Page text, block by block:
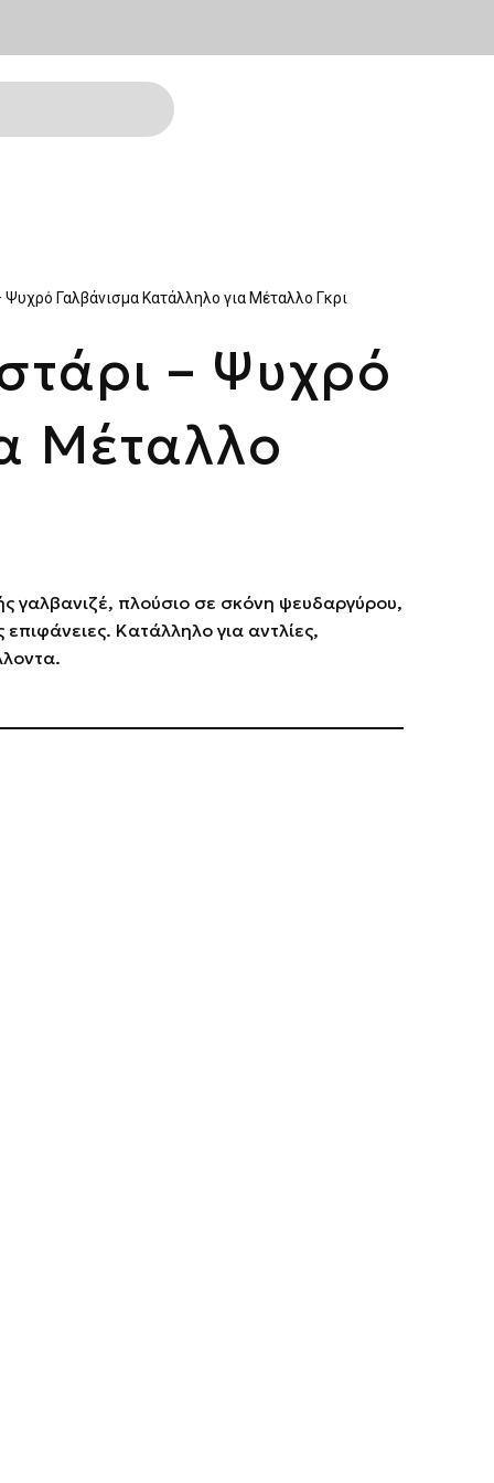
Γαλβάνισμα Κατάλληλο για Μέταλλο Γκρι
– Ψυχρό
Μέταλλο
γαλβανιζέ, πλούσιο σε σκόνη ψευδαργύρου,
Κατάλληλο για αντλίες,